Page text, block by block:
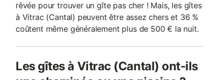
rêvée pour trouver un gîte pas cher ! Mais, les gîtes
à Vitrac (Cantal) peuvent être assez chers et 36 %
coûtent même généralement plus de 500 € la nuit.
Les gîtes à Vitrac (Cantal) ont-ils